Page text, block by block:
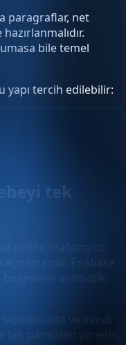
paragraflar, net
bile temel
yapı tercih edilebilir:
tek
online mağazanız
Enabase
belgelerle otomatik
ve kendi
tek panelden yönetin.